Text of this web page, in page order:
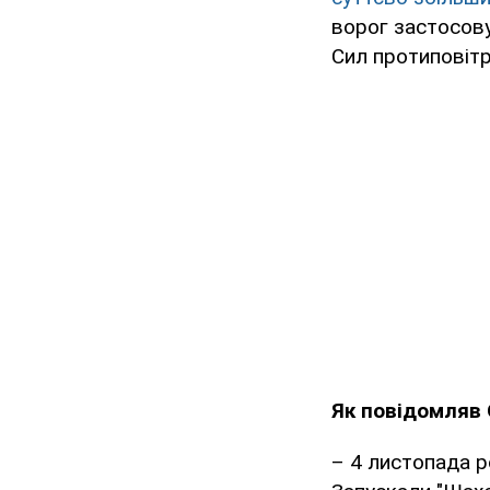
ворог
Сил
Як повідомляв
– 4 листопада